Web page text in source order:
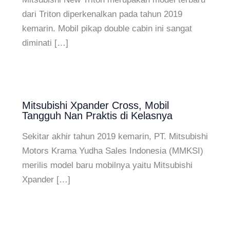
dari Triton diperkenalkan pada tahun 2019
kemarin. Mobil pikap double cabin ini sangat
diminati […]
Mitsubishi Xpander Cross, Mobil
Tangguh Nan Praktis di Kelasnya
Sekitar akhir tahun 2019 kemarin, PT. Mitsubishi
Motors Krama Yudha Sales Indonesia (MMKSI)
merilis model baru mobilnya yaitu Mitsubishi
Xpander […]